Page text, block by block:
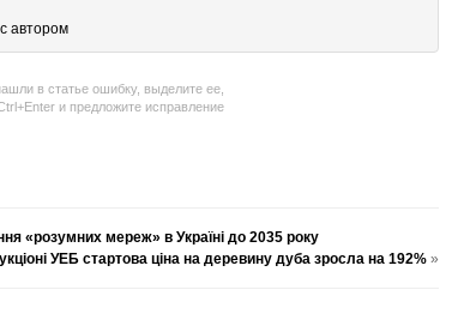
автором
в статье ошибку, выделите ее,
и предложите исправление
«розумних мереж» в Україні до 2035 року
УЕБ стартова ціна на деревину дуба зросла на 192%»